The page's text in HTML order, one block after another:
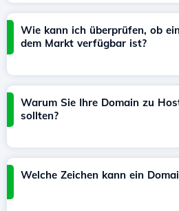
Wie kann ich überprüfen, ob
dem Markt verfügbar ist?
Warum Sie Ihre Domain zu
sollten?
Welche Zeichen kann ein